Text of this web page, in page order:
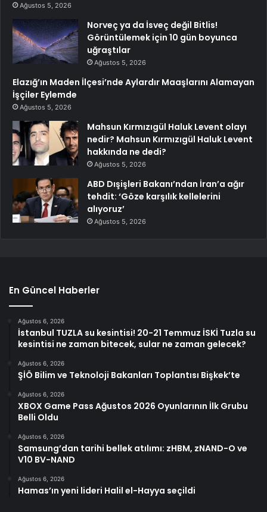
Ağustos 5, 2026
Norveç ya da İsveç değil Bitlis!
Görüntülemek için 10 gün boyunca
uğraştılar
Ağustos 5, 2026
Elazığ’ın Maden İlçesi’nde Aylardır Maaşlarını Alamayan
İşçiler Eylemde
Ağustos 5, 2026
Mahsun Kırmızıgül Haluk Levent olayı
nedir? Mahsun Kırmızıgül Haluk Levent
hakkında ne dedi?
Ağustos 5, 2026
ABD Dışişleri Bakanı’ndan İran’a ağır
tehdit: ‘Göze karşılık kellelerini
alıyoruz’
Ağustos 5, 2026
En Güncel Haberler
Ağustos 6, 2026
İstanbul TUZLA su kesintisi! 20-21 Temmuz İSKİ Tuzla su
kesintisi ne zaman bitecek, sular ne zaman gelecek?
Ağustos 6, 2026
ŞİÖ Bilim ve Teknoloji Bakanları Toplantısı Bişkek’te
Ağustos 6, 2026
XBOX Game Pass Ağustos 2026 Oyunlarının İlk Grubu
Belli Oldu
Ağustos 6, 2026
Samsung’dan tarihi bellek atılımı: zHBM, zNAND-O ve
V10 BV-NAND
Ağustos 6, 2026
Hamas’ın yeni lideri Halil el-Hayya seçildi